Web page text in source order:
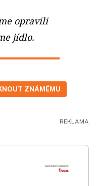
opravili
jídlo.
ZNÁMÉMU